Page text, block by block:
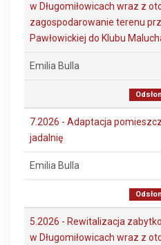
w Długomiłowicach wraz z
zagospodarowanie terenu
Pawłowickiej do Klubu
Emilia Bulla
7.2026 - Adaptacja
jadalnię
Emilia Bulla
5.2026 - Rewitalizacja
w Długomiłowicach wraz z